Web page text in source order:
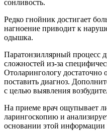
сонливость.
Редко гнойник достигает
нагноение приводит к
одышка.
Паратонзиллярный процесс
сложностей из-за
Отоларингологу достаточно
поставить диагноз.
с целью выявления
На приеме врач ощупывает
ларингоскопию и
основании этой информации